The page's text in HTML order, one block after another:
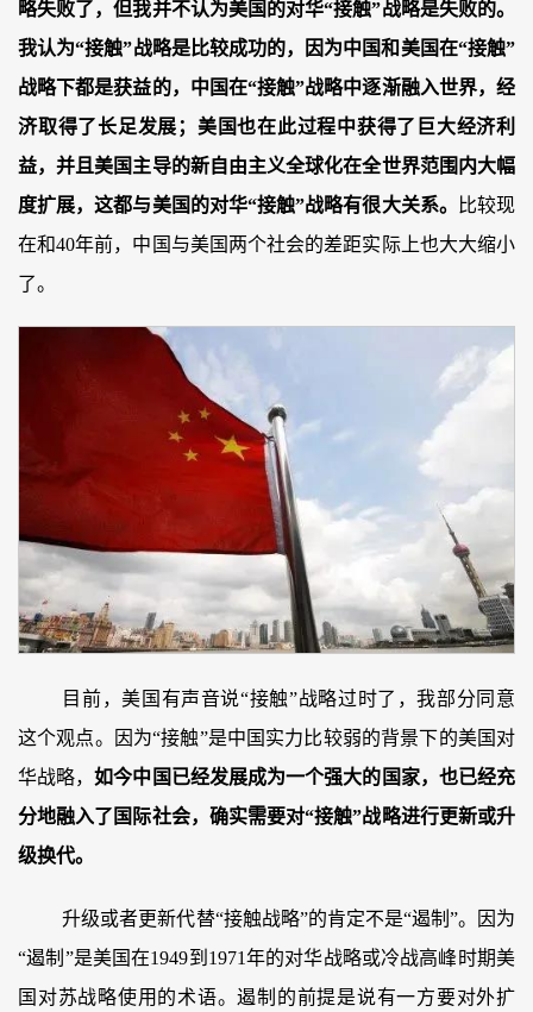
略失败了，但我并不认为美国的对华“接触”战略是失败的。
我认为“接触”战略是比较成功的，因为中国和美国在“接触”
战略下都是获益的，中国在“接触”战略中逐渐融入世界，经
济取得了长足发展；美国也在此过程中获得了巨大经济利
益，并且美国主导的新自由主义全球化在全世界范围内大幅
度扩展，这都与美国的对华“接触”战略有很大关系。
比较现
在和40年前，中国与美国两个社会的差距实际上也大大缩小
了。
目前，美国有声音说“接触”战略过时了，我部分同意
这个观点。因为“接触”是中国实力比较弱的背景下的美国对
华战略，如今中国已经发展成为一个强大的国家，也已经充
分地融入了国际社会，确实需要对“接触”战略进行更新或升
级换代。
升级或者更新代替“接触战略”的肯定不是“遏制”。因为
“遏制”是美国在1949到1971年的对华战略或冷战高峰时期美
国对苏战略使用的术语。遏制的前提是说有一方要对外扩